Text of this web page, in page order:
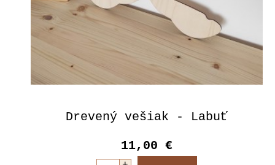
Drevený vešiak - Labuť
11,00 €